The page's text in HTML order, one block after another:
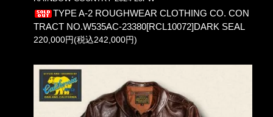
TYPE A-2 ROUGHWEAR CLOTHING CO. CON
TRACT NO.W535AC-23380[RCL10072]DARK SEAL
220,000円(税込242,000円)